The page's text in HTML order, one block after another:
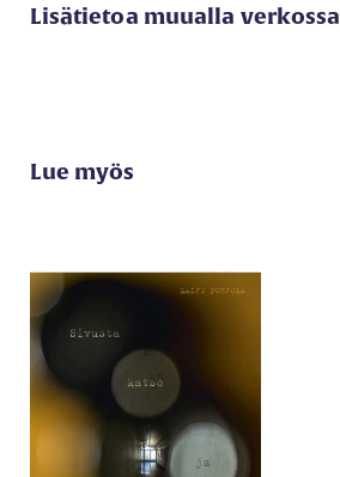
Lisätietoa muualla verkossa
Lue myös